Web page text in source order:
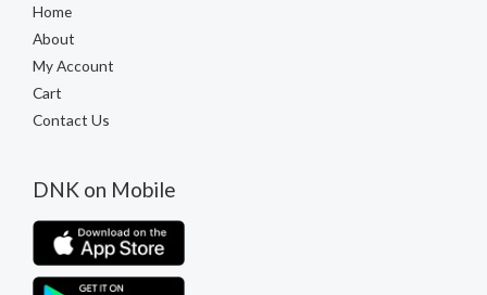
Home
About
My Account
Cart
Contact Us
DNK on Mobile